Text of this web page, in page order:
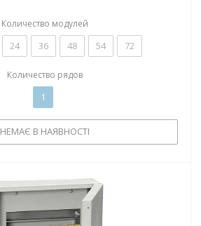
Количество модулей
24 36 48 54 72
Количество рядов
1
НЕМАЄ В НАЯВНОСТІ